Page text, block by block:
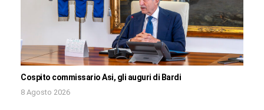
Cospito commissario Asi, gli auguri di Bardi
8 Agosto 2026